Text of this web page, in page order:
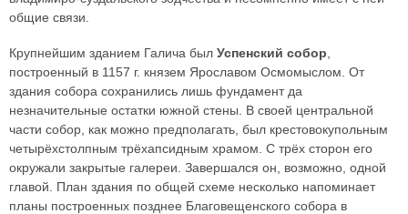
общие связи.
Крупнейшим зданием Галича был Успенский собор
построенный в 1157 г. князем Ярославом Осмомыслом. От
здания собора сохранились лишь фундамент да
незначительные остатки южной стены. В своей центральной
части собор, как можно предполагать, был крестовокупольным
четырёхстолпным трёхапсидным храмом. С трёх сторон его
окружали закрытые галереи. Завершался он, возможно, одной
главой. План здания по общей схеме несколько напоминает
планы построенных позднее Благовещенского собора в